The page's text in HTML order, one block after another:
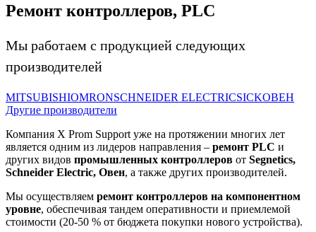
Ремонт контроллеров, PLC
Мы работаем с продукцией следующих
производителей
MITSUBISHIOMRONSCHNEIDER ELECTRICSICKОВЕН
Другие производители
Компания X Prom Support уже на протяжении многих лет
является одним из лидеров направления – ремонт PLC и
других видов промышленных контроллеров от Segnetics,
Schneider Electric, Овен, а также других производителей.
Мы осуществляем ремонт контроллеров на компонентном
уровне, обеспечивая тандем оперативности и приемлемой
стоимости (20-50 % от бюджета покупки нового устройства).